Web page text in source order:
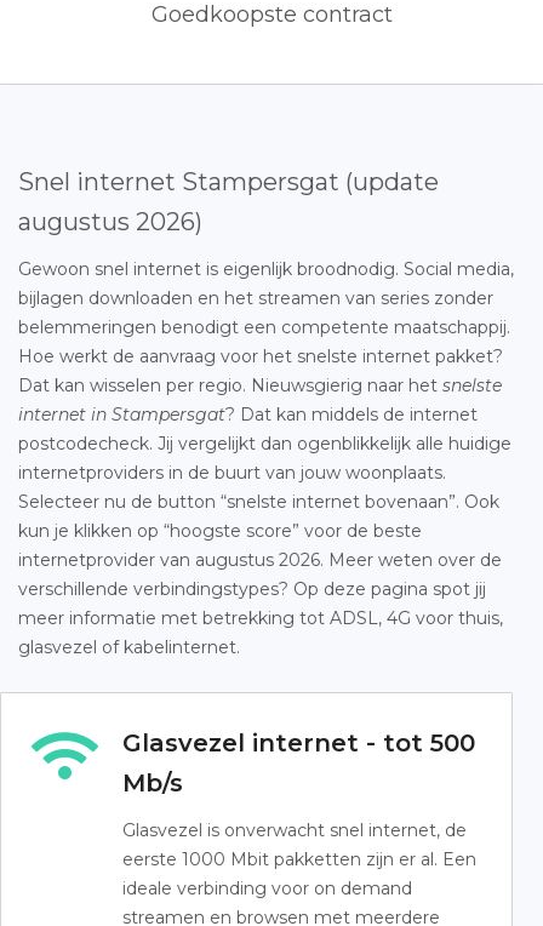
Goedkoopste contract
Snel internet Stampersgat (update
augustus 2026)
Gewoon snel internet is eigenlijk broodnodig. Social media,
bijlagen downloaden en het streamen van series zonder
belemmeringen benodigt een competente maatschappij.
Hoe werkt de aanvraag voor het snelste internet pakket?
Dat kan wisselen per regio. Nieuwsgierig naar het snelste
internet in Stampersgat? Dat kan middels de internet
postcodecheck. Jij vergelijkt dan ogenblikkelijk alle huidige
internetproviders in de buurt van jouw woonplaats.
Selecteer nu de button “snelste internet bovenaan”. Ook
kun je klikken op “hoogste score” voor de beste
internetprovider van augustus 2026. Meer weten over de
verschillende verbindingstypes? Op deze pagina spot jij
meer informatie met betrekking tot ADSL, 4G voor thuis,
glasvezel of kabelinternet.
Glasvezel internet - tot 500
Mb/s
Glasvezel is onverwacht snel internet, de
eerste 1000 Mbit pakketten zijn er al. Een
ideale verbinding voor on demand
streamen en browsen met meerdere